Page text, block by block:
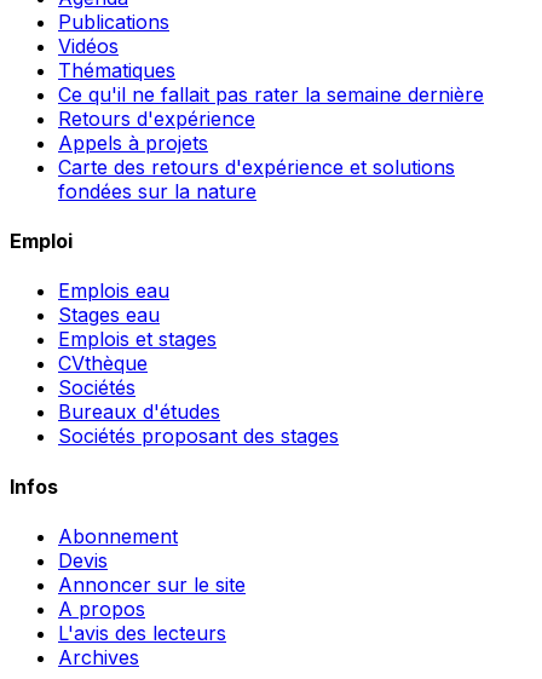
Publications
Vidéos
Thématiques
Ce qu'il ne fallait pas rater la semaine dernière
Retours d'expérience
Appels à projets
Carte des retours d'expérience et solutions
fondées sur la nature
Emploi
Emplois eau
Stages eau
Emplois et stages
CVthèque
Sociétés
Bureaux d'études
Sociétés proposant des stages
Infos
Abonnement
Devis
Annoncer sur le site
A propos
L'avis des lecteurs
Archives